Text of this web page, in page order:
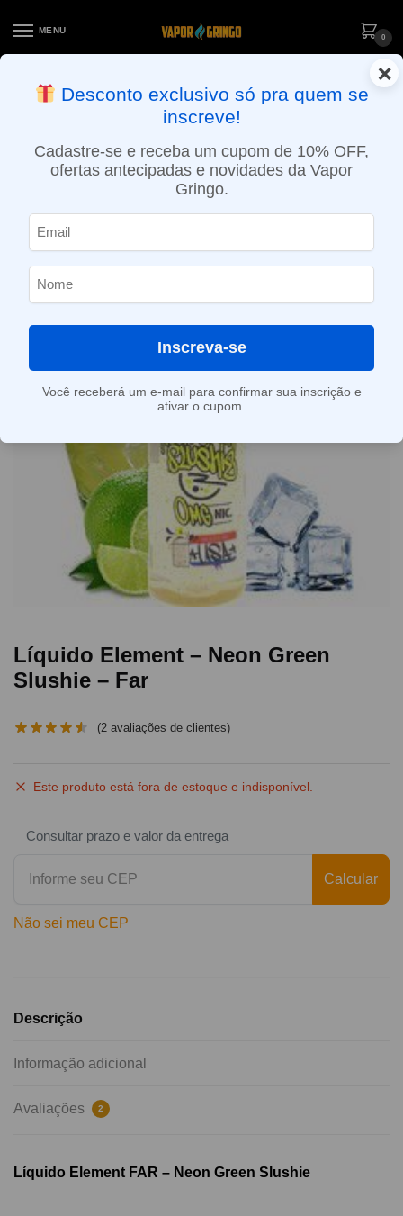
MENU
0
ENTREGA NO MESMO DIA EM SÃO PAULO (SEG A SEX): PEDIDOS
APROVADOS ATÉ 15:30 VIA MOTOBOY
Líquido Element – Neon Green
Slushie – Far
(2 avaliações de clientes)
Este produto está fora de estoque e indisponível.
Consultar prazo e valor da entrega
Calcular
Não sei meu CEP
Descrição
Informação adicional
Avaliações 2
Líquido Element FAR – Neon Green Slushie
×
Desconto exclusivo só pra quem se
inscreve!
Cadastre-se e receba um cupom de 10% OFF,
ofertas antecipadas e novidades da Vapor
Gringo.
Inscreva-se
Você receberá um e-mail para confirmar sua inscrição e
ativar o cupom.